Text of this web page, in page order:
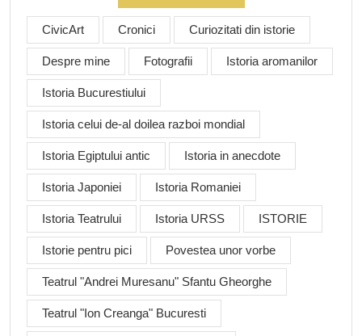
CivicArt Cronici Curiozitati din istorie
Despre mine Fotografii Istoria aromanilor
Istoria Bucurestiului
Istoria celui de-al doilea razboi mondial
Istoria Egiptului antic Istoria in anecdote
Istoria Japoniei Istoria Romaniei
Istoria Teatrului Istoria URSS ISTORIE
Istorie pentru pici Povestea unor vorbe
Teatrul "Andrei Muresanu" Sfantu Gheorghe
Teatrul "Ion Creanga" Bucuresti